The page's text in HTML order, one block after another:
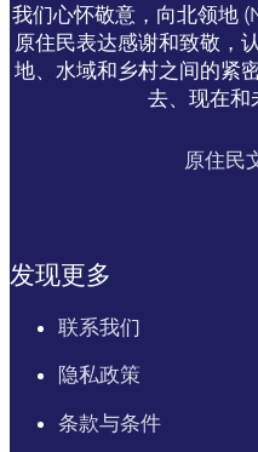
我们心怀敬意，向北领地
原住民表达感谢和致敬，
地、水域和乡村之间的紧
去、现在和
原住民
发现更多
联系我们
隐私政策
条款与条件